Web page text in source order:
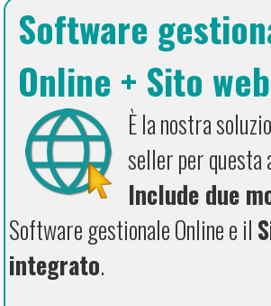
Software
Online + Sito web
È la nostra
seller per
Include due
Software gestionale Online e il
integrato.